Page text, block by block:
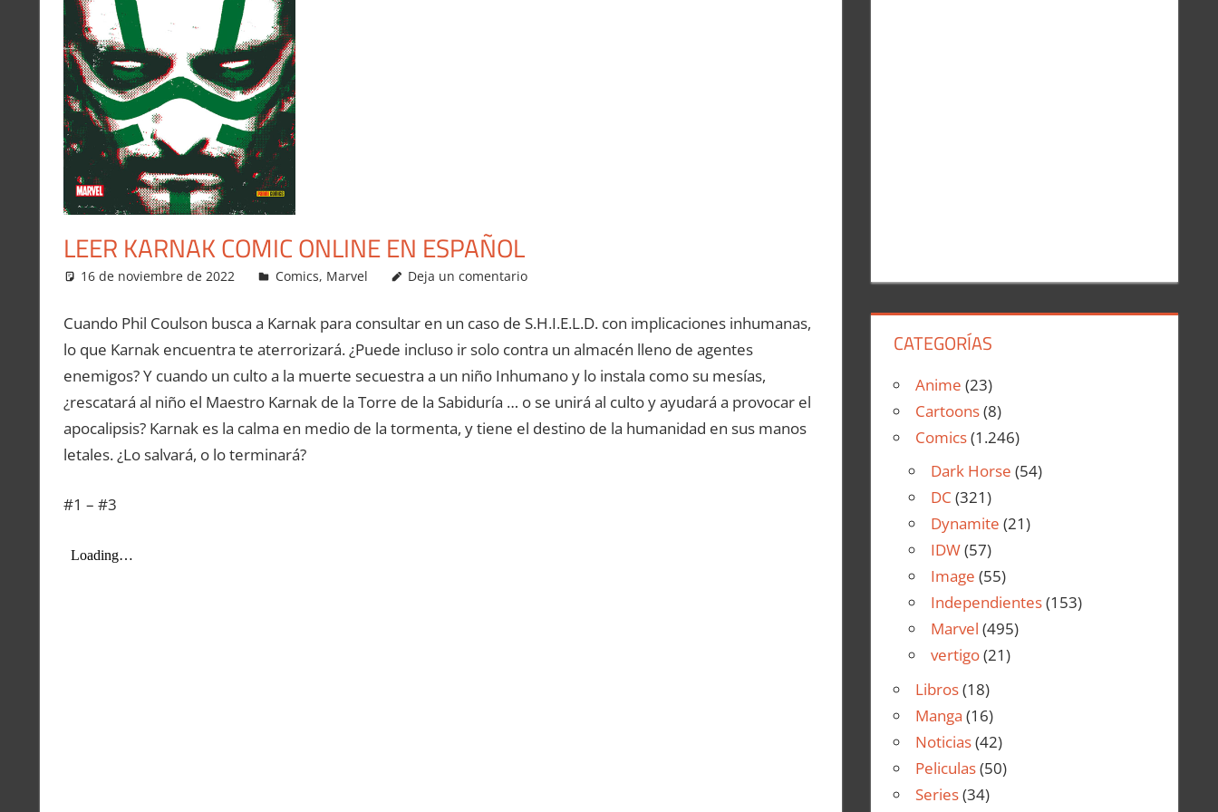
LEER KARNAK COMIC ONLINE EN ESPAÑOL
16 de noviembre de 2022 Carlitox Banana
Comics, Marvel Deja un comentario
Cuando Phil Coulson busca a Karnak para consultar en un caso de S.H.I.E.L.D. con implicaciones inhumanas,
lo que Karnak encuentra te aterrorizará. ¿Puede incluso ir solo contra un almacén lleno de agentes
enemigos? Y cuando un culto a la muerte secuestra a un niño Inhumano y lo instala como su mesías,
¿rescatará al niño el Maestro Karnak de la Torre de la Sabiduría … o se unirá al culto y ayudará a provocar el
apocalipsis? Karnak es la calma en medio de la tormenta, y tiene el destino de la humanidad en sus manos
letales. ¿Lo salvará, o lo terminará?
#1 – #3
CATEGORÍAS
Anime (23)
Cartoons(8)
Comics(1.246)
Dark Horse (54)
DC (321)
Dynamite (21)
IDW(57)
Image (55)
Independientes(153)
Marvel (495)
vertigo(21)
Libros(18)
Manga (16)
Noticias(42)
Peliculas(50)
Series(34)